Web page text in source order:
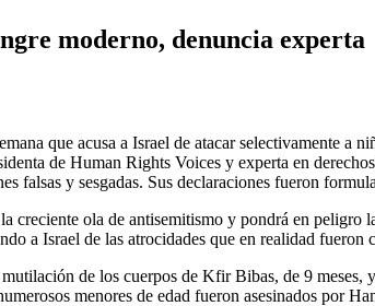
moderno, denuncia experta
que acusa a Israel de atacar selectivamente a
de Human Rights Voices y experta en
falsas y sesgadas. Sus declaraciones fueron
ola de antisemitismo y pondrá en
a Israel de las atrocidades que en realidad fueron
de los cuerpos de Kfir Bibas, de 9 meses,
menores de edad fueron asesinados por